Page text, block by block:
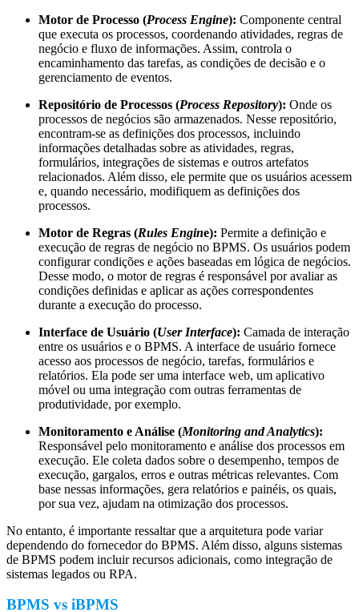
Motor de Processo (Process Engine): Componente central
que executa os processos, coordenando atividades, regras de
negócio e fluxo de informações. Assim, controla o
encaminhamento das tarefas, as condições de decisão e o
gerenciamento de eventos.
Repositório de Processos (Process Repository): Onde os
processos de negócios são armazenados. Nesse repositório,
encontram-se as definições dos processos, incluindo
informações detalhadas sobre as atividades, regras,
formulários, integrações de sistemas e outros artefatos
relacionados. Além disso, ele permite que os usuários acessem
e, quando necessário, modifiquem as definições dos
processos.
Motor de Regras (Rules Engine): Permite a definição e
execução de regras de negócio no BPMS. Os usuários podem
configurar condições e ações baseadas em lógica de negócios.
Desse modo, o motor de regras é responsável por avaliar as
condições definidas e aplicar as ações correspondentes
durante a execução do processo.
Interface de Usuário (User Interface): Camada de interação
entre os usuários e o BPMS. A interface de usuário fornece
acesso aos processos de negócio, tarefas, formulários e
relatórios. Ela pode ser uma interface web, um aplicativo
móvel ou uma integração com outras ferramentas de
produtividade, por exemplo.
Monitoramento e Análise (Monitoring and Analytics):
Responsável pelo monitoramento e análise dos processos em
execução. Ele coleta dados sobre o desempenho, tempos de
execução, gargalos, erros e outras métricas relevantes. Com
base nessas informações, gera relatórios e painéis, os quais,
por sua vez, ajudam na otimização dos processos.
No entanto, é importante ressaltar que a arquitetura pode variar
dependendo do fornecedor do BPMS. Além disso, alguns sistemas
de BPMS podem incluir recursos adicionais, como integração de
sistemas legados ou RPA.
BPMS vs iBPMS